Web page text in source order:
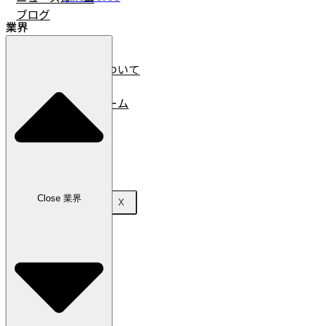
ブログ
イノベーチャーについて
リーダーシップチーム
採用情報
お問い合わせ
X
業界
Close 業界